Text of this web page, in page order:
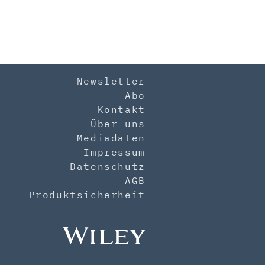
Newsletter
Abo
Kontakt
Über uns
Mediadaten
Impressum
Datenschutz
AGB
Produktsicherheit